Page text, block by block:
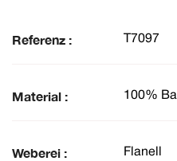
Referenz : T7097
Material : 100%
Weberei : Flanell